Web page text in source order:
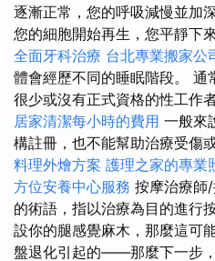
逐漸正常，您的呼吸減慢並加
您的細胞開始再生，您平靜下
全面牙科治療 台北專業搬家公
體會經歷不同的睡眠階段。 通
很少或沒有正式資格的性工作
居家清潔每小時的費用 一般來
構註冊，也不能幫助治療受傷
料理外燴方案 護理之家的專業
方位安養中心服務 按摩治療師
的術語，指以治療為目的進行
設你的腿感覺麻木，那麼這可
盤退化引起的——那麼下一步